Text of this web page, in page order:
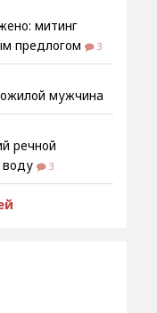
митинг
предлогом
3
мужчина
речной
воду
3